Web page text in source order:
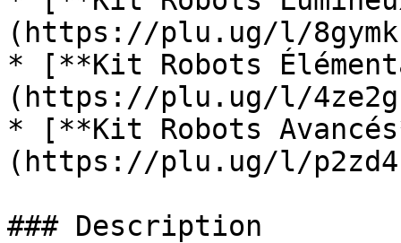
(https://plu.ug/l/
* [**Kit Robots
(https://plu.ug/l/
* [**Kit Robots
(https://plu.ug/l/
### Description